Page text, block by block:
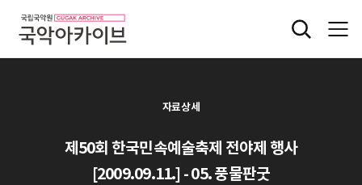
자료상세
제50회 한국민속예술축제 전야제 행사
[2009.09.11.] - 05. 풍물판굿